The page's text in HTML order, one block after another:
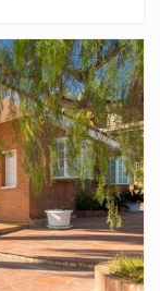
4 cuines,
m² i 150 m²
a la seva
enjardinada i
de sol
terrasses
molt ben
molta
privacitat.
Barcelona amb
i ben